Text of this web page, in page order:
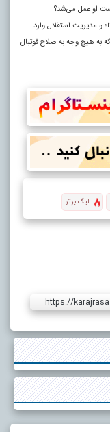
او عمل می‌شد؟
و مدیریت استقلال وارد
به هیچ وجه به صلاح فوتبال
لیگ برتر
https://